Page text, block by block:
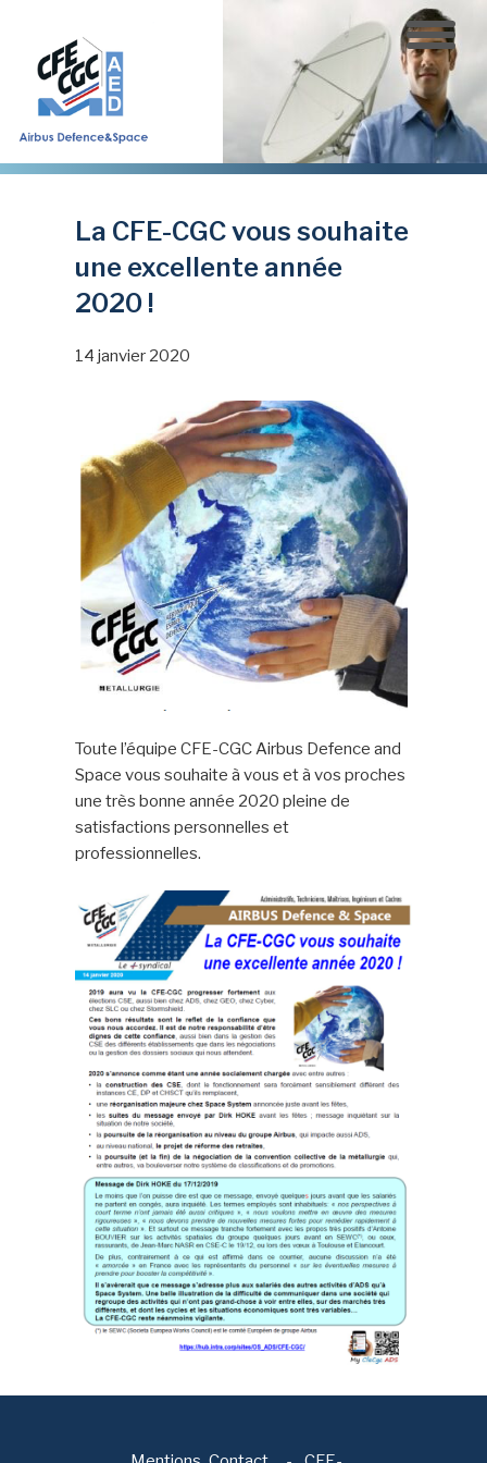
contenu
principal
La CFE-CGC vous souhaite
une excellente année
2020 !
14 janvier 2020
Toute l’équipe CFE-CGC Airbus Defence and
Space vous souhaite à vous et à vos proches
une très bonne année 2020 pleine de
satisfactions personnelles et
professionnelles.